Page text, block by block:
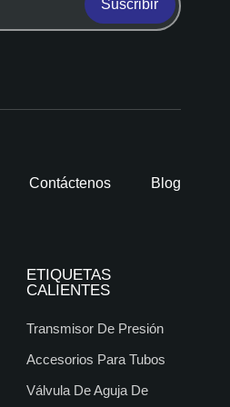
Suscribir
Contáctenos Blog
ETIQUETAS
CALIENTES
Transmisor De Presión
Accesorios Para Tubos
Válvula De Aguja De